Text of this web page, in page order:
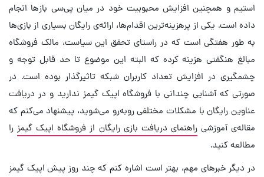
استیم و همچنین افزایش محبوبیت خود در میان پی‌سی باز‌ها انجام
داده است. یکی از پرهزینه‌ترین اقدام‌ها، ارائه‌ی رایگان بسیاری از بازی‌ها
به طور هفتگی است که در راستای تحقق این سیاست، مالک فروشگاه
مبالغ هنگفتی هزینه کرده که البته این موضوع تا حد قابل توجه و
چشمگیری در افزایش تعداد کاربران شبکه تاثیرگذار بوده است. در
صورتی که آشنایی چندانی با فروشگاه اپیک گیمز ندارید و در دریافت
عناوین رایگان با مشکلات مختلفی روبه‌رو می‌شوید، پیشنهاد می‌کنم که
مقاله‌ی آموزشیراهنمای دریافت بازی رایگان از فروشگاه اپیک گیمز را
مطالعه کنید.
در دیگر خبرهای مهم، بهتر است اشاره کنم که چند روز پیش اپیک گیمز